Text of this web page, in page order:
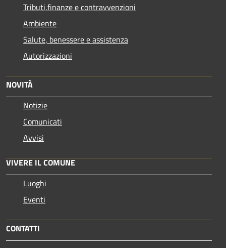
Tributi,finanze e contravvenzioni
Ambiente
Salute, benessere e assistenza
Autorizzazioni
NOVITÀ
Notizie
Comunicati
Avvisi
VIVERE IL COMUNE
Luoghi
Eventi
CONTATTI